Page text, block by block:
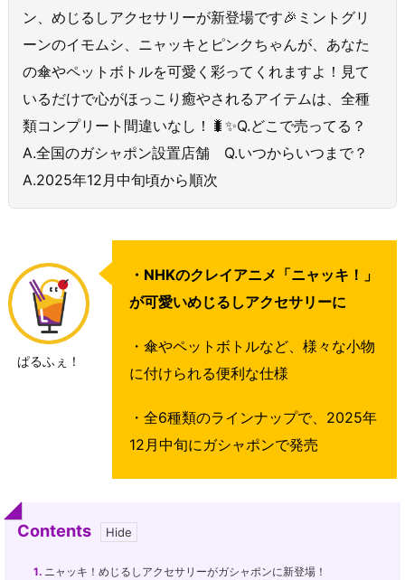
ン、めじるしアクセサリーが新登場です🎉ミントグリ
ーンのイモムシ、ニャッキとピンクちゃんが、あなた
の傘やペットボトルを可愛く彩ってくれますよ！見て
いるだけで心がほっこり癒やされるアイテムは、全種
類コンプリート間違いなし！🐛✨Q.どこで売ってる？
A.全国のガシャポン設置店舗 Q.いつからいつまで？
A.2025年12月中旬頃から順次
ぱるふぇ！
・NHKのクレイアニメ「ニャッキ！」
が可愛いめじるしアクセサリーに
・傘やペットボトルなど、様々な小物
に付けられる便利な仕様
・全6種類のラインナップで、2025年
12月中旬にガシャポンで発売
Contents
1. ニャッキ！めじるしアクセサリーがガシャポンに新登場！